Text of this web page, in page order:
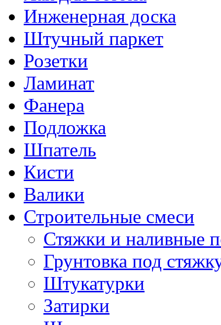
Инженерная доска
Штучный паркет
Розетки
Ламинат
Фанера
Подложка
Шпатель
Кисти
Валики
Строительные смеси
Стяжки и наливные
Грунтовка под
Штукатурки
Затирки